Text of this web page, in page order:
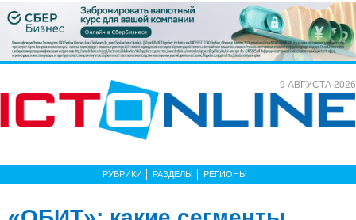
9 АВГУСТА 2026
РУБРИКИ РАЗДЕЛЫ РЕГИОНЫ